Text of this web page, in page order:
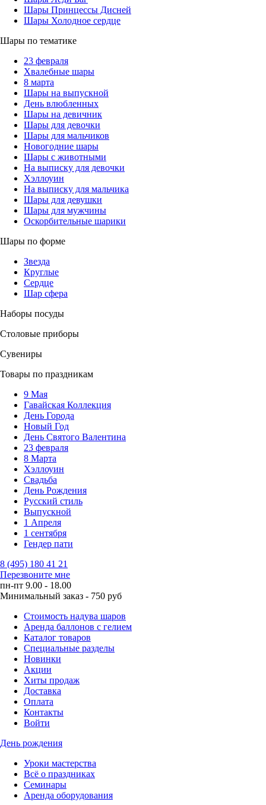
Шары Принцессы Дисней
Шары Холодное сердце
Шары по тематике
23 февраля
Хвалебные шары
8 марта
Шары на выпускной
День влюбленных
Шары на девичник
Шары для девочки
Шары для мальчиков
Новогодние шары
Шары с животными
На выписку для девочки
Хэллоуин
На выписку для мальчика
Шары для девушки
Шары для мужчины
Оскорбительные шарики
Шары по форме
Звезда
Круглые
Сердце
Шар сфера
Наборы посуды
Столовые приборы
Сувениры
Товары по праздникам
9 Мая
Гавайская Коллекция
День Города
Новый Год
День Святого Валентина
23 февраля
8 Марта
Хэллоуин
Свадьба
День Рождения
Русский стиль
Выпускной
1 Апреля
1 сентября
Гендер пати
8 (495) 180 41 21
Перезвоните мне
пн-пт 9.00 - 18.00
Минимальный заказ - 750 руб
Стоимость надува шаров
Аренда баллонов с гелием
Каталог товаров
Специальные разделы
Новинки
Акции
Хиты продаж
Доставка
Оплата
Контакты
Войти
День рождения
Уроки мастерства
Всё о праздниках
Семинары
Аренда оборудования